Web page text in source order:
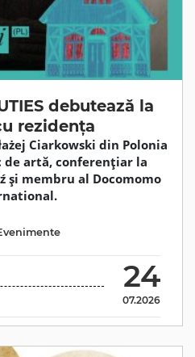
debutează la
rezidența
Ciarkowski din Polonia
artă, conferențiar la
și membru al Docomomo
24
07.2026